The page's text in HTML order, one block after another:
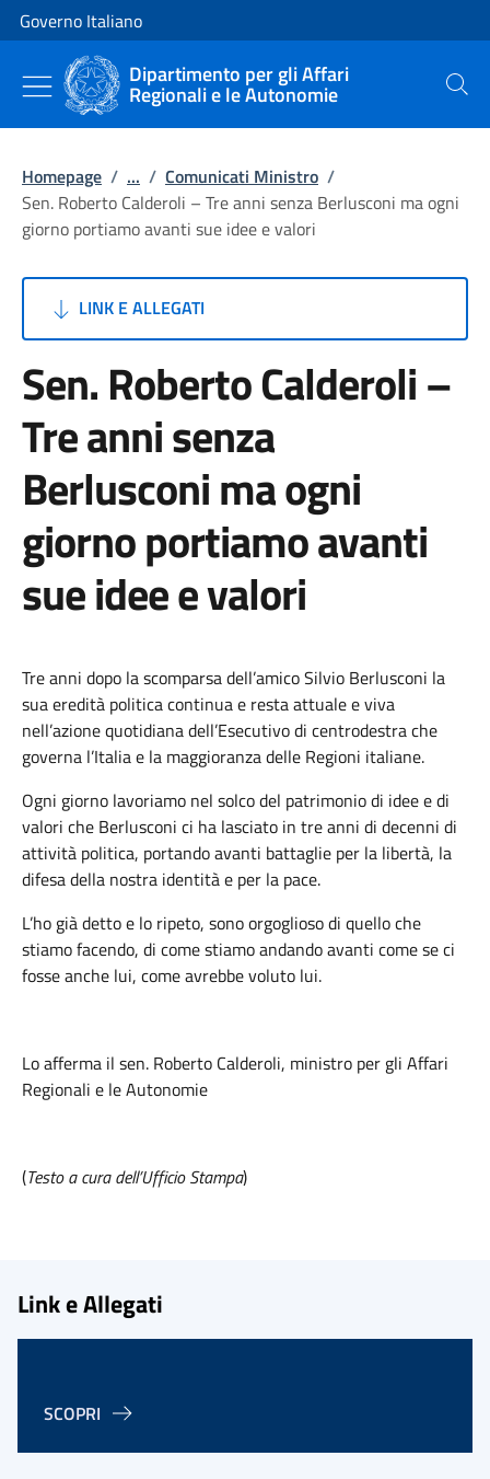
Vai al contenuto
Vai alla navigazione del sito
Governo Italiano
Dipartimento per gli Affari
Regionali e le Autonomie Cerca
Homepage / ... / Comunicati Ministro /
Sen. Roberto Calderoli – Tre anni senza Berlusconi ma ogni
giorno portiamo avanti sue idee e valori
LINK E ALLEGATI
Sen. Roberto Calderoli –
Tre anni senza
Berlusconi ma ogni
giorno portiamo avanti
sue idee e valori
Tre anni dopo la scomparsa dell’amico Silvio Berlusconi la
sua eredità politica continua e resta attuale e viva
nell’azione quotidiana dell’Esecutivo di centrodestra che
governa l’Italia e la maggioranza delle Regioni italiane.
Ogni giorno lavoriamo nel solco del patrimonio di idee e di
valori che Berlusconi ci ha lasciato in tre anni di decenni di
attività politica, portando avanti battaglie per la libertà, la
difesa della nostra identità e per la pace.
L’ho già detto e lo ripeto, sono orgoglioso di quello che
stiamo facendo, di come stiamo andando avanti come se ci
fosse anche lui, come avrebbe voluto lui.
Lo afferma il sen. Roberto Calderoli, ministro per gli Affari
Regionali e le Autonomie
(Testo a cura dell’Ufficio Stampa)
Link e Allegati
SCOPRI